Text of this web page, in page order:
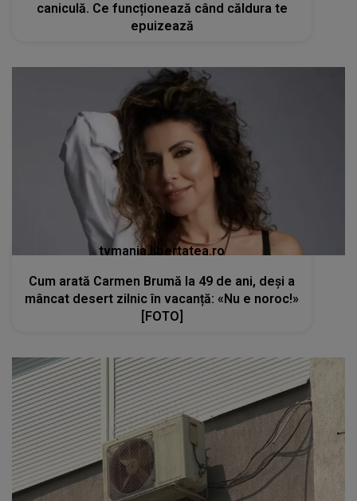
caniculă. Ce funcționează când căldura te
epuizează
tvmania.libertatea.ro
Cum arată Carmen Brumă la 49 de ani, deși a
mâncat desert zilnic în vacanță: «Nu e noroc!»
[FOTO]